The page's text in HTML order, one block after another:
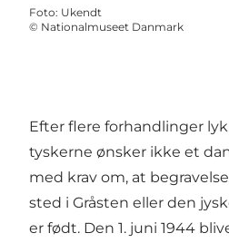
Foto: Ukendt
© Nationalmuseet Danmark
Efter flere forhandlinger
tyskerne ønsker ikke et
med krav om, at
sted i Gråsten eller den
er født. Den 1. juni 1944